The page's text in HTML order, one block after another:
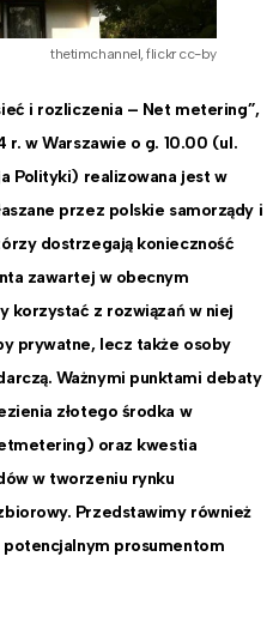
thetimchannel, flickr cc-by
i rozliczenia – Net metering”,
r. w Warszawie o g. 10.00 (ul.
Polityki) realizowana jest w
przez polskie samorządy i
dostrzegają konieczność
zawartej w obecnym
korzystać z rozwiązań w niej
prywatne, lecz także osoby
Ważnymi punktami debaty
złotego środka w
oraz kwestia
w tworzeniu rynku
Przedstawimy również
prosumentom